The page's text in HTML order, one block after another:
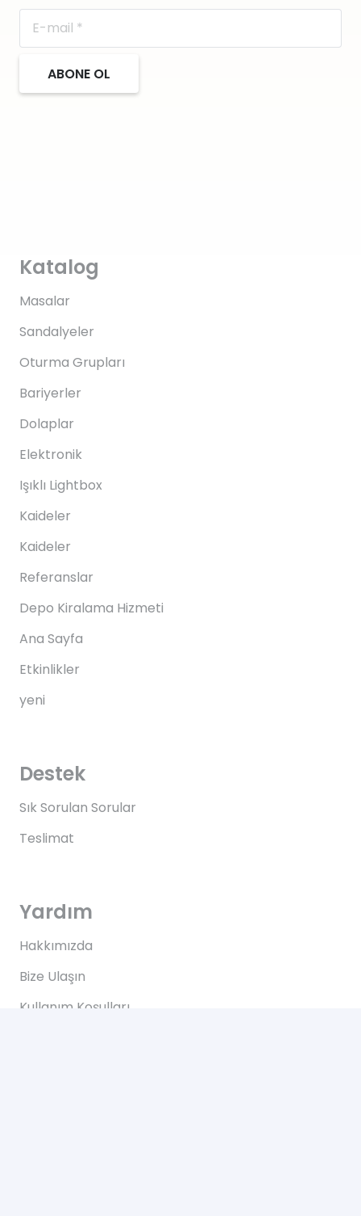
ABONE OL
Katalog
Masalar
Sandalyeler
Oturma Grupları
Bariyerler
Dolaplar
Elektronik
Işıklı Lightbox
Kaideler
Kaideler
Referanslar
Depo Kiralama Hizmeti
Ana Sayfa
Etkinlikler
yeni
Destek
Sık Sorulan Sorular
Teslimat
Yardım
Hakkımızda
Bize Ulaşın
Kullanım Koşulları